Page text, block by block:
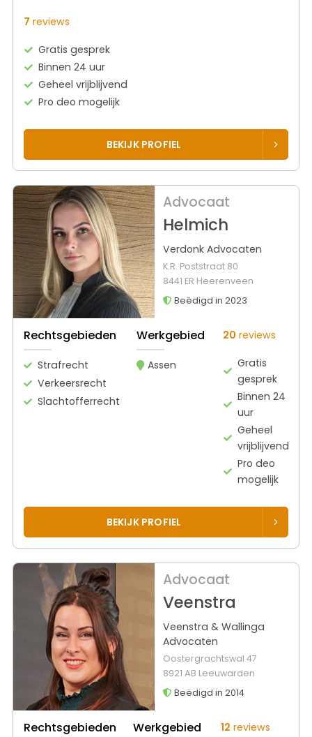
7 reviews
Gratis gesprek
Binnen 24 uur
Geheel vrijblijvend
Pro deo mogelijk
BEKIJK PROFIEL
Advocaat
Helmich
Verdonk Advocaten
K.R. Poststraat 80
8441 ER Heerenveen
Beëdigd in 2023
Rechtsgebieden
Strafrecht
Verkeersrecht
Slachtofferrecht
Werkgebied
Assen
20 reviews
Gratis
gesprek
Binnen 24
uur
Geheel
vrijblijvend
Pro deo
mogelijk
BEKIJK PROFIEL
Advocaat
Veenstra
Veenstra & Wallinga
Advocaten
Oostergrachtswal 47
8921 AB Leeuwarden
Beëdigd in 2014
Rechtsgebieden Werkgebied 12 reviews